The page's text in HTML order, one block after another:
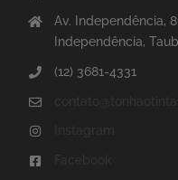
Av. Independência,
Independência,
(12) 3681-4331